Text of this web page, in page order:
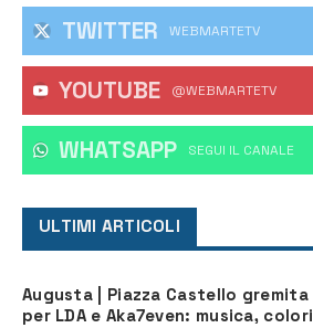
TWITTER WEBMARTETV
YOUTUBE @WEBMARTETV
WHATSAPP ‎SEGUI IL CANALE
ULTIMI ARTICOLI
Augusta | Piazza Castello gremita
per LDA e Aka7even: musica, colori